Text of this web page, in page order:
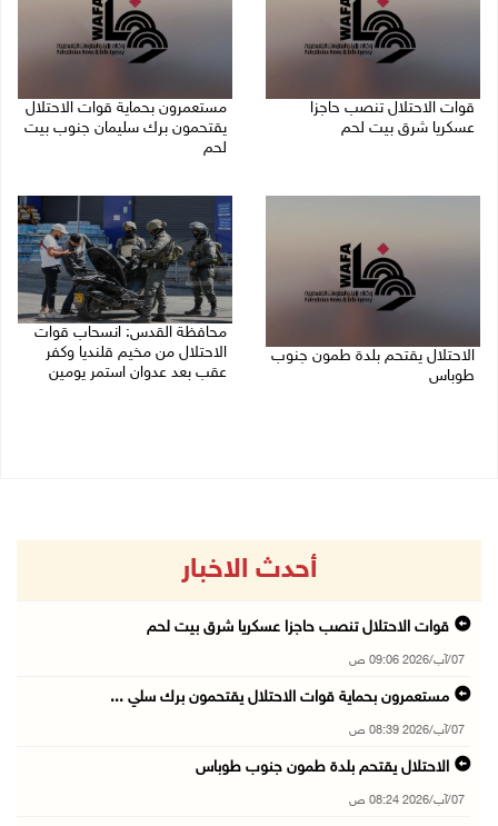
قوات الاحتلال تنصب حاجزا
عسكريا شرق بيت لحم
مستعمرون بحماية قوات الاحتلال
يقتحمون برك سليمان جنوب بيت
لحم
الاحتلال يقتحم بلدة طمون جنوب
طوباس
محافظة القدس: انسحاب قوات
الاحتلال من مخيم قلنديا وكفر
عقب بعد عدوان استمر يومين
أحدث الاخبار
قوات الاحتلال تنصب حاجزا عسكريا شرق بيت لحم
07/آب/2026 09:06 ص
مستعمرون بحماية قوات الاحتلال يقتحمون برك سلي ...
07/آب/2026 08:39 ص
الاحتلال يقتحم بلدة طمون جنوب طوباس
07/آب/2026 08:24 ص